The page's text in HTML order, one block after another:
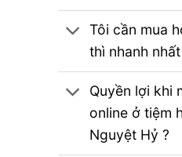
Tôi cần mua
thì nhanh
Quyền lợi khi
online ở tiệm
Nguyệt Hỷ ?